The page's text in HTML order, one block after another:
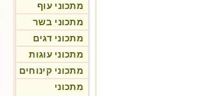
מתכוני עוף
מתכוני בשר
מתכוני דגים
מתכוני עוגות
מתכוני קינוחים
מתכוני